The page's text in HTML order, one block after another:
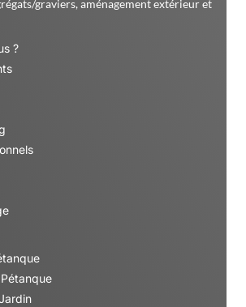
graviers, aménagement extérieur et
?